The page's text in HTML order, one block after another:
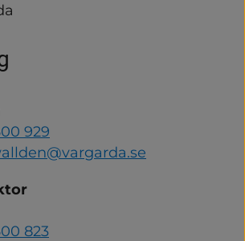
929
823